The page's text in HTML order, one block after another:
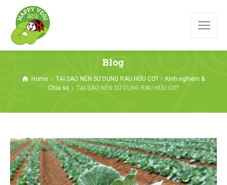
Blog
Home TẠI SAO NÊN SỬ DỤNG RAU HỮU CƠ?
Kinh nghiệm &
Chia sẻ
TẠI SAO NÊN SỬ DỤNG RAU HỮU CƠ?